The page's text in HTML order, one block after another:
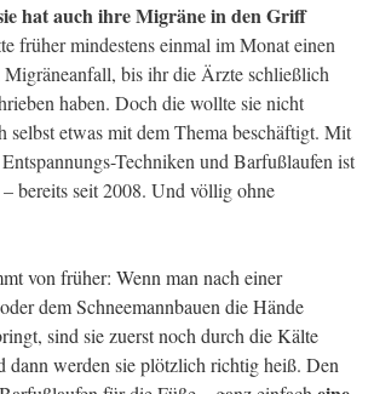
hat auch ihre Migräne in den Griff
früher mindestens einmal im Monat einen
bis ihr die Ärzte schließlich
haben. Doch die wollte sie nicht
selbst etwas mit dem Thema beschäftigt. Mit
Techniken und Barfußlaufen ist
bereits seit 2008. Und völlig ohne
von früher: Wenn man nach einer
dem Schneemannbauen die Hände
sind sie zuerst noch durch die Kälte
dann werden sie plötzlich richtig heiß. Den